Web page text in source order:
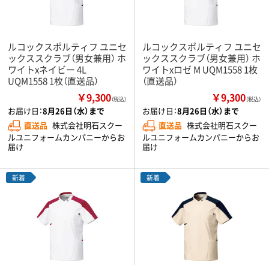
ルコックスポルティフ ユニセ
ックススクラブ（男女兼用） ホ
ワイトxネイビー 4L
UQM1558 1枚（直送品）
￥9,300（税込）
お届け日：8月26日（水）まで
直送品 株式会社明石スクー
ルユニフォームカンパニーからお
届け
ルコックスポルティフ ユニセ
ックススクラブ（男女兼用） ホ
ワイトxロゼ M UQM1558 1枚
（直送品）
￥9,300（税込）
お届け日：8月26日（水）まで
直送品 株式会社明石スクー
ルユニフォームカンパニーからお
届け
新着 新着